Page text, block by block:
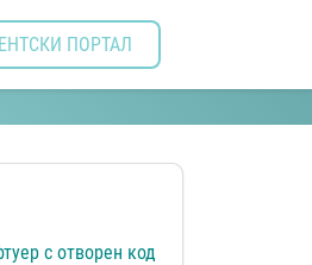
ПОРТАЛ
с отворен код